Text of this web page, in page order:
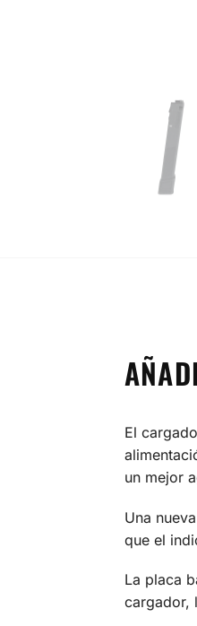
El
un mejor
Una
que el
La placa
cargador,